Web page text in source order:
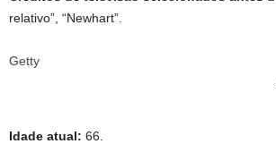
relativo”, “Newhart”.
Getty
Idade atual: 66.